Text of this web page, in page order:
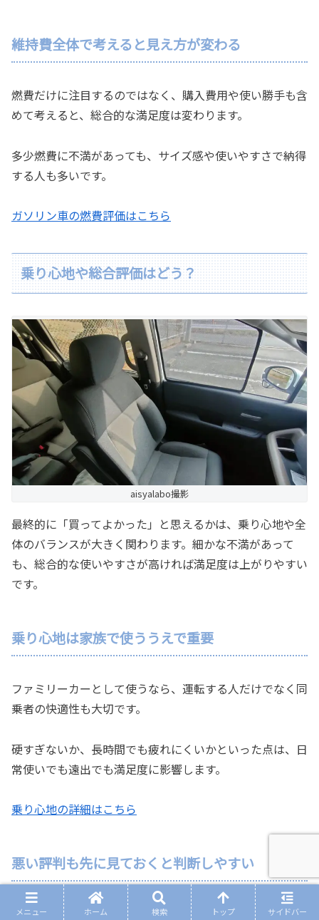
維持費全体で考えると見え方が変わる
燃費だけに注目するのではなく、購入費用や使い勝手も含
めて考えると、総合的な満足度は変わります。
多少燃費に不満があっても、サイズ感や使いやすさで納得
する人も多いです。
ガソリン車の燃費評価はこちら
乗り心地や総合評価はどう？
aisyalabo撮影
最終的に「買ってよかった」と思えるかは、乗り心地や全
体のバランスが大きく関わります。細かな不満があって
も、総合的な使いやすさが高ければ満足度は上がりやすい
です。
乗り心地は家族で使ううえで重要
ファミリーカーとして使うなら、運転する人だけでなく同
乗者の快適性も大切です。
硬すぎないか、長時間でも疲れにくいかといった点は、日
常使いでも遠出でも満足度に影響します。
乗り心地の詳細はこちら
悪い評判も先に見ておくと判断しやすい
購入前は、良い口コミだけでなく悪い評判も見ておくほう
メニュー ホーム 検索 トップ サイドバー